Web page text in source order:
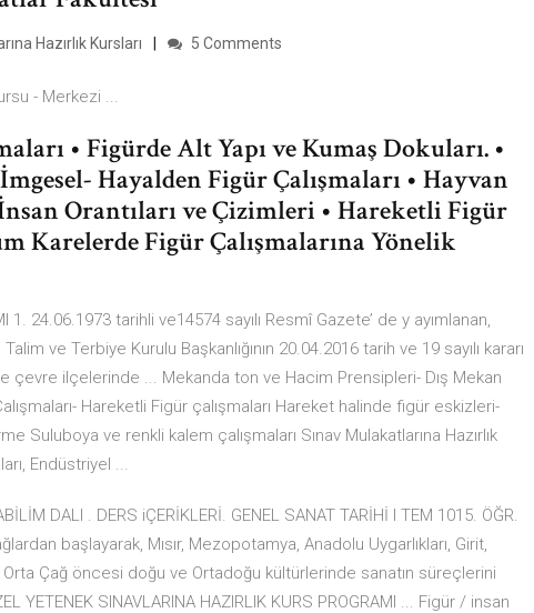
Hazırlık Kursları 5 Comments
- Merkezi ...
• Figürde Alt Yapı ve Kumaş Dokuları. •
Hayalden Figür Çalışmaları • Hayvan
Orantıları ve Çizimleri • Hareketli Figür
Karelerde Figür Çalışmalarına Yönelik
1. 24.06.1973 tarihli ve14574 sayılı Resmî Gazete’ de y ayımlanan,
ve Terbiye Kurulu Başkanlığının 20.04.2016 tarih ve 19 sayılı kararı
çevre ilçelerinde ... Mekanda ton ve Hacim Prensipleri- Dış Mekan
Hareketli Figür çalışmaları Hareket halinde figür eskizleri-
Suluboya ve renkli kalem çalışmaları Sınav Mulakatlarına Hazırlık
Endüstriyel ...
DALI . DERS iÇERİKLERİ. GENEL SANAT TARİHİ I TEM 1015. ÖĞR.
başlayarak, Mısır, Mezopotamya, Anadolu Uygarlıkları, Girit,
Orta Çağ öncesi doğu ve Ortadoğu kültürlerinde sanatın süreçlerini
YETENEK SINAVLARINA HAZIRLIK KURS PROGRAMI ... Figür / insan